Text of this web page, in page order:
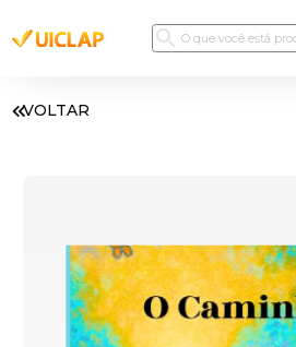
VOLTAR